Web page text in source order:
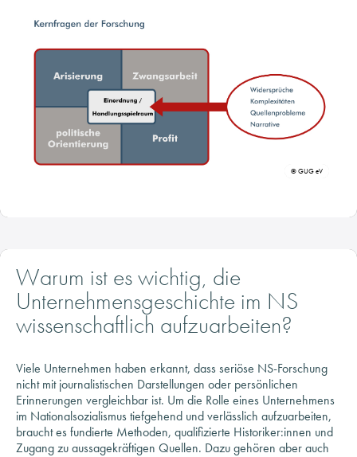
© GUG eV
Unternehmensgeschichte im NS
wissenschaftlich aufzuarbeiten?
Viele Unternehmen haben erkannt, dass seriöse NS-Forschung
Erinnerungen vergleichbar ist. Um die Rolle eines Unternehmens
im Nationalsozialismus tiefgehend und verlässlich aufzuarbeiten,
braucht es fundierte Methoden, qualifizierte Historiker:innen und
Zugang zu aussagekräftigen Quellen. Dazu gehören aber auch
Zeit, finanzielle Ressourcen und eine tiefe Kenntnis des aktuellen
Forschungsstands.